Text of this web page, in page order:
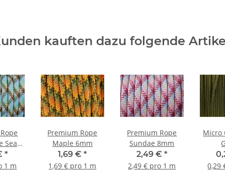
kauften dazu folgende
Sea
*
1 m
Premium Rope
Maple 6mm
1,69 € *
1,69 € pro 1 m
Premium Rope
Sundae 8mm
2,49 € *
2,49 € pro 1 m
Micro
0,29